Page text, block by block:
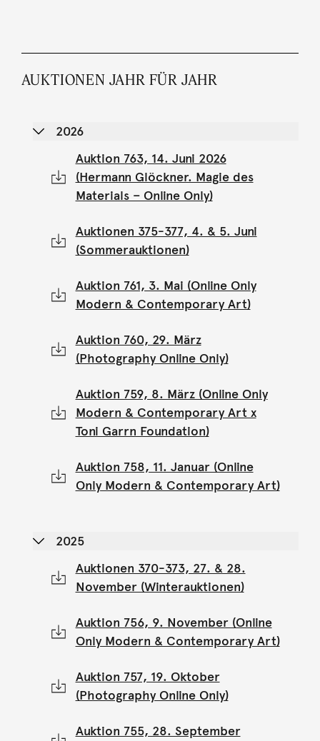
AUKTIONEN JAHR FÜR JAHR
2026
Auktion 763, 14. Juni 2026
(Hermann Glöckner. Magie des
Materials – Online Only)
Auktionen 375-377, 4. & 5. Juni
(Sommerauktionen)
Auktion 761, 3. Mai (Online Only
Modern & Contemporary Art)
Auktion 760, 29. März
(Photography Online Only)
Auktion 759, 8. März (Online Only
Modern & Contemporary Art x
Toni Garrn Foundation)
Auktion 758, 11. Januar (Online
Only Modern & Contemporary Art)
2025
Auktionen 370-373, 27. & 28.
November (Winterauktionen)
Auktion 756, 9. November (Online
Only Modern & Contemporary Art)
Auktion 757, 19. Oktober
(Photography Online Only)
Auktion 755, 28. September